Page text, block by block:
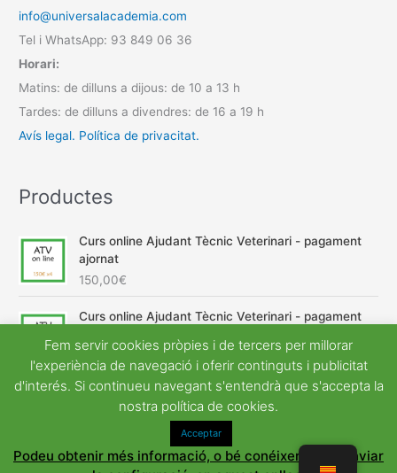
info@universalacademia.com
Tel i WhatsApp: 93 849 06 36
Horari:
Matins: de dilluns a dijous: de 10 a 13 h
Tardes: de dilluns a divendres: de 16 a 19 h
Avís legal. Política de privacitat.
Productes
Curs online Ajudant Tècnic Veterinari - pagament
ajornat
150,00€
Curs online Ajudant Tècnic Veterinari - pagament
600,00
E
l
p
r
o
540,00 €E
l
p
r
e
u
a
Universal Acadèmia
Astra Tema del WordPress
Fem servir cookies pròpies i de tercers per millorar
l'experiència de navegació i oferir continguts i publicitat
d'interés. Si continueu navegant s'entendrà que s'accepta la
nostra política de cookies.
Acceptar
Podeu obtenir més informació, o bé conéixer com canviar